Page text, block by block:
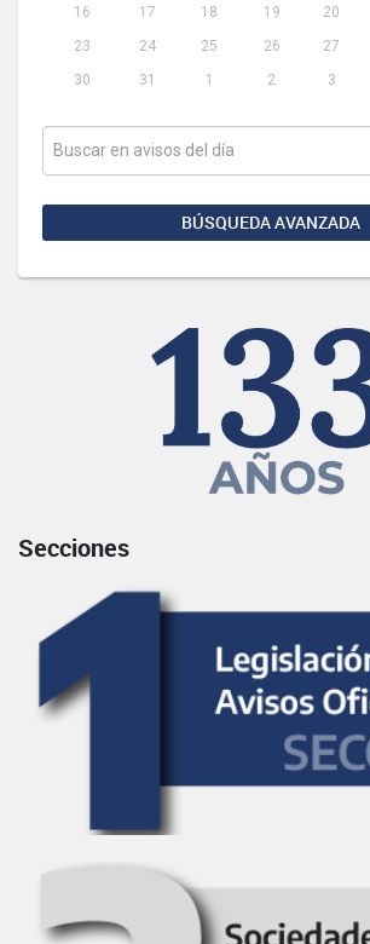
16
17 18 19 20
23
24 25 26 27
30
31 1 2 3
BÚSQUEDA AVANZADA
Secciones